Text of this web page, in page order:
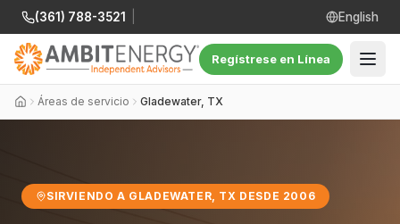
(361) 788-3521 English
Regístrese en Línea
Áreas de servicio Gladewater, TX
SIRVIENDO A GLADEWATER, TX DESDE 2006